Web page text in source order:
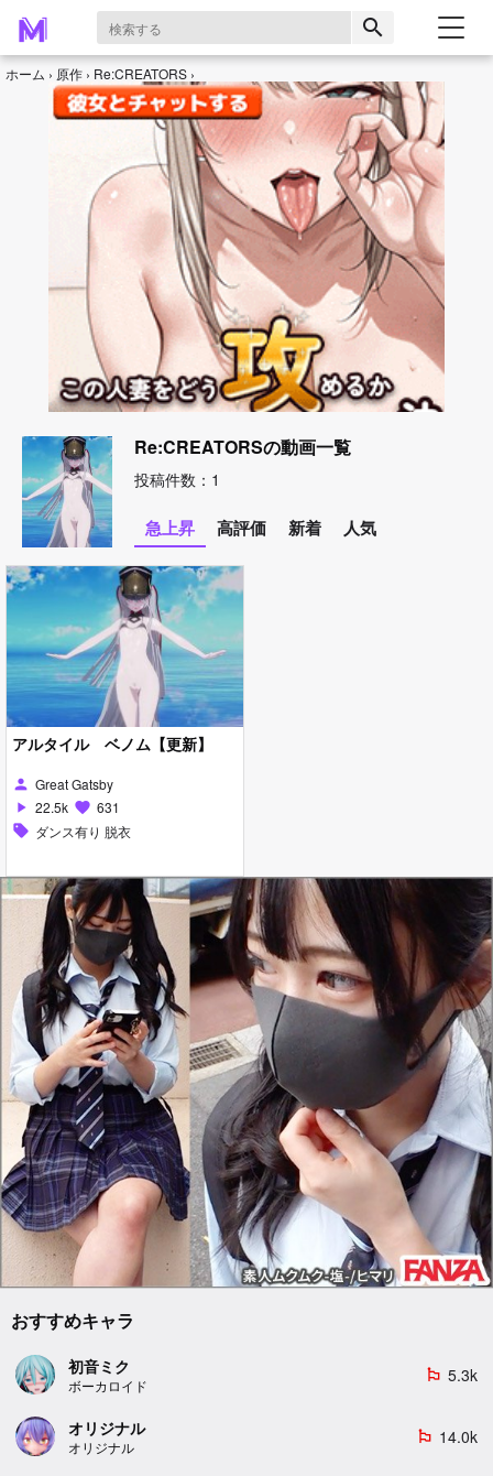
search
ホーム 原作 Re:CREATORS
Re:CREATORSの動画一覧
投稿件数：1
急上昇 高評価 新着 人気
アルタイル ベノム【更新】
person Great Gatsby
play_arrow 22.5k favorite 631
sell ダンス有り 脱衣
おすすめキャラ
初音ミク
ボーカロイド
emoji_flags 5.3k
オリジナル
オリジナル
emoji_flags 14.0k